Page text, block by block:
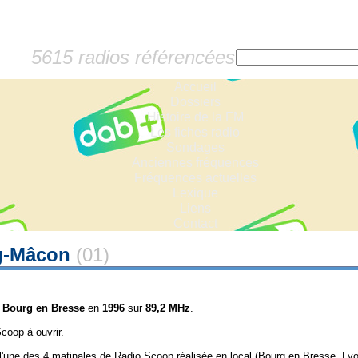
5615 radios référencées
Accueil
Dossiers
Histoire de la FM
Les fiches radio
Sondages
Anciennes fréquences
Fréquences actuelles
Lexique
Liens
Contact
Mâcon (01)
Bourg en Bresse en 1996 sur 89,2 MHz.
à ouvrir.